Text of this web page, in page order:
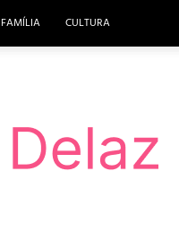
FAMÍLIA CULTURA